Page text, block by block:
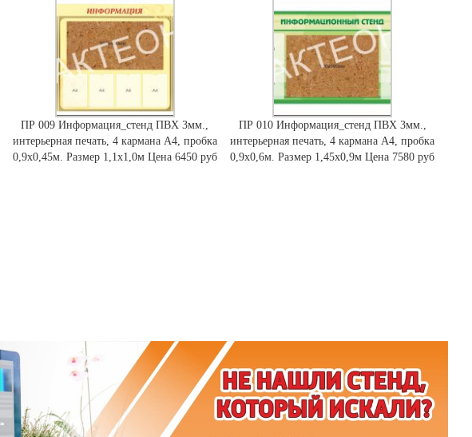
ПР 009 Информация_стенд ПВХ 3мм.,
интерьерная печать, 4 кармана А4, пробка
0,9х0,45м. Размер 1,1х1,0м Цена 6450 руб
ПР 010 Информация_стенд ПВХ 3мм.,
интерьерная печать, 4 кармана А4, пробка
0,9х0,6м. Размер 1,45х0,9м Цена 7580 руб